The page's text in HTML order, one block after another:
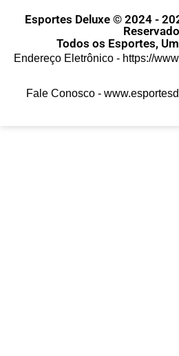
Esportes Deluxe © 2024 -
Todos os Esportes,
Endereço Eletrônico - https://
Fale Conosco -